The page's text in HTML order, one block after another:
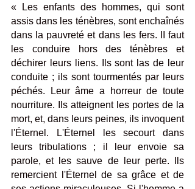
« Les enfants des hommes, qui sont
assis dans les ténèbres, sont enchaînés
dans la pauvreté et dans les fers. II faut
les conduire hors des ténèbres et
déchirer leurs liens. Ils sont las de leur
conduite ; ils sont tourmentés par leurs
péchés. Leur âme a horreur de toute
nourriture. Ils atteignent les portes de la
mort, et, dans leurs peines, ils invoquent
l'Éternel. L'Éternel les secourt dans
leurs tribulations ; il leur envoie sa
parole, et les sauve de leur perte. Ils
remercient l'Éternel de sa grâce et de